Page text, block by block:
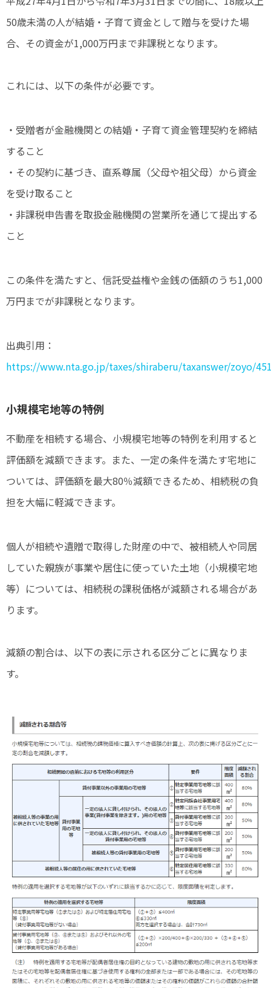
50歳未満の人が結婚・子育て資金として贈与を受けた場
合、その資金が1,000万円まで非課税となります。
これには、以下の条件が必要です。
・受贈者が金融機関との結婚・子育て資金管理契約を締結
すること
・その契約に基づき、直系尊属（父母や祖父母）から資金
を受け取ること
・非課税申告書を取扱金融機関の営業所を通じて提出する
こと
この条件を満たすと、信託受益権や金銭の価額のうち1,000
万円までが非課税となります。
出典引用：
https://www.nta.go.jp/taxes/shiraberu/taxanswer/zoyo/
小規模宅地等の特例
不動産を相続する場合、小規模宅地等の特例を利用すると
評価額を減額できます。また、一定の条件を満たす宅地に
ついては、評価額を最大80％減額できるため、相続税の負
担を大幅に軽減できます。
個人が相続や遺贈で取得した財産の中で、被相続人や同居
していた親族が事業や居住に使っていた土地（小規模宅地
等）については、相続税の課税価格が減額される場合があ
ります。
減額の割合は、以下の表に示される区分ごとに異なりま
す。